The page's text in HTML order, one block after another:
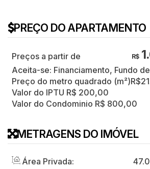
PREÇO DO APARTAMENTO
R$
Aceita-se: Financiamento, Fundo
Preço do metro quadrado (m²)R$
Valor do IPTU R$ 200,00
Valor do Condominio R$ 800,00
METRAGENS DO IMÓVEL
Área Privada: 47